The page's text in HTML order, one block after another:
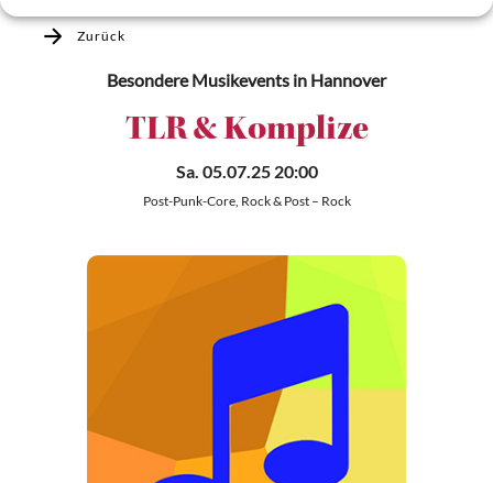
Zurück
Besondere Musikevents in Hannover
TLR & Komplize
Sa. 05.07.25 20:00
Post-Punk-Core, Rock & Post – Rock